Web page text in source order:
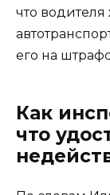
что
его на
Как
что